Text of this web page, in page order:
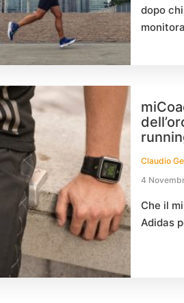
dopo
Claudio
4
Che il
Adidas